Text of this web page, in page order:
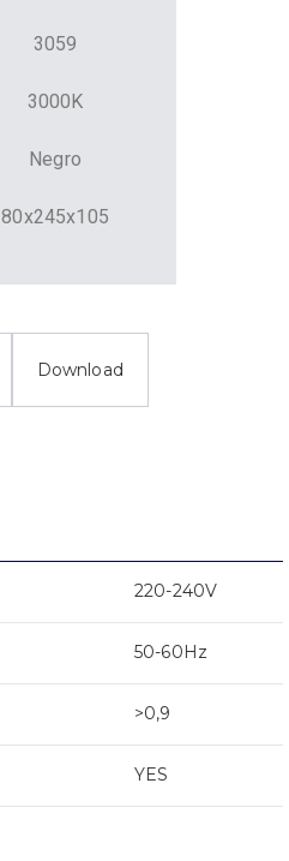
3059
3000K
Negro
80x245x105
Download
220-240V
50-60Hz
>0,9
YES